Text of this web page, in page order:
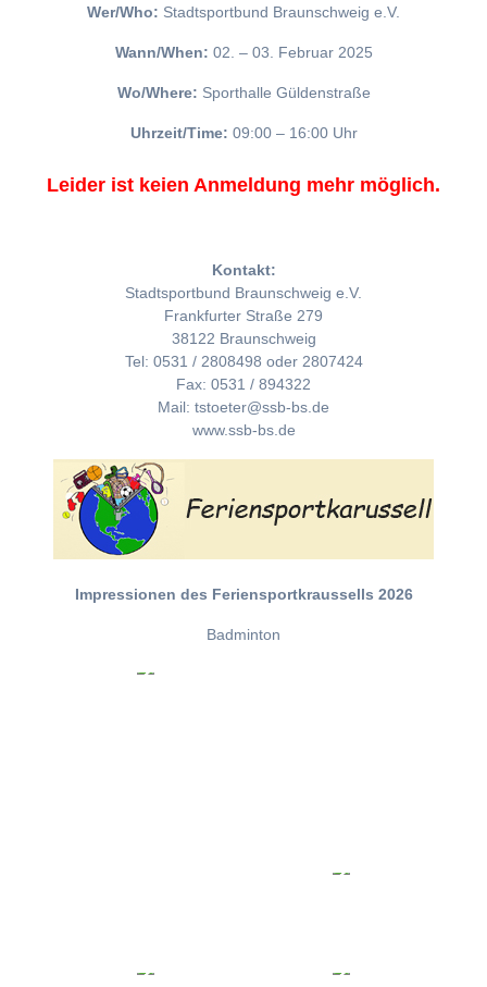
Wer/Who: Stadtsportbund Braunschweig e.V.
Wann/When: 02. – 03. Februar 2025
Wo/Where: Sporthalle Güldenstraße
Uhrzeit/Time: 09:00 – 16:00 Uhr
Leider ist keien Anmeldung mehr möglich.
Kontakt:
Stadtsportbund Braunschweig e.V.
Frankfurter Straße 279
38122 Braunschweig
Tel: 0531 / 2808498 oder 2807424
Fax: 0531 / 894322
Mail: tstoeter@ssb-bs.de
www.ssb-bs.de
Impressionen des Feriensportkraussells 2026
Badminton